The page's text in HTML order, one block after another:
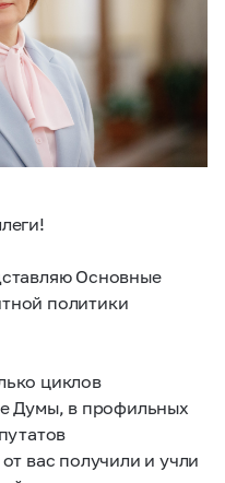
Основные
политики
циклов
Думы, в профильных
вас получили и учли